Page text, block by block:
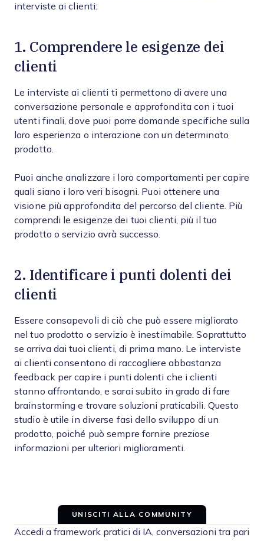
interviste ai clienti:
1. Comprendere le esigenze dei
clienti
Le interviste ai clienti ti permettono di avere una
conversazione personale e approfondita con i tuoi
utenti finali, dove puoi porre domande specifiche sulla
loro esperienza o interazione con un determinato
prodotto.
Puoi anche analizzare i loro comportamenti per capire
quali siano i loro veri bisogni. Puoi ottenere una
visione più approfondita del percorso del cliente. Più
comprendi le esigenze dei tuoi clienti, più il tuo
prodotto o servizio avrà successo.
2. Identificare i punti dolenti dei
clienti
Essere consapevoli di ciò che può essere migliorato
nel tuo prodotto o servizio è inestimabile. Soprattutto
se arriva dai tuoi clienti, di prima mano. Le interviste
ai clienti consentono di raccogliere abbastanza
feedback per capire i punti dolenti che i clienti
stanno affrontando, e sarai subito in grado di fare
brainstorming e trovare soluzioni praticabili. Questo
studio è utile in diverse fasi dello sviluppo di un
prodotto, poiché può sempre fornire preziose
informazioni per ulteriori miglioramenti.
UNISCITI ALLA COMMUNITY
Accedi a framework pratici di IA, conversazioni tra pari